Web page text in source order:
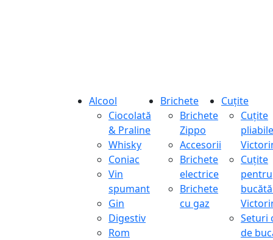
Alcool
Ciocolată
& Praline
Whisky
Coniac
Vin
spumant
Gin
Digestiv
Rom
Brichete
Brichete
Zippo
Accesorii
Brichete
electrice
Brichete
cu gaz
Cuțite
Cuțite
pliabile
Cuțite
pentru
Seturi
de